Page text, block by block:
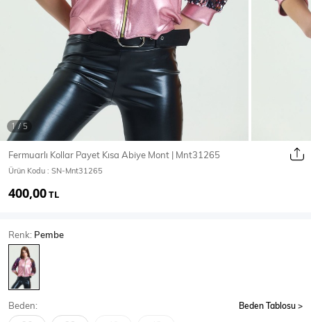
Mont & Kaban
T-SHİRT & BLUZ
T-Shirt
Body
Fermuarlı Kollar Payet Kısa Abiye Mont | Mnt31265
Ürün Kodu : SN-Mnt31265
400,00TL
Renk: Pembe
Beden: Beden Tablosu